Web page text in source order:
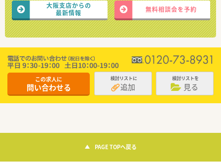
大阪支店からの
最新情報
無料相談会を予約
この求人に
問い合わせる
検討リストに
追加
検討リストを
見る
PAGE TOPへ戻る